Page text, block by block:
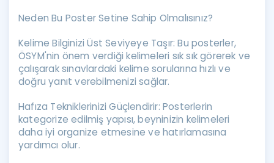
Neden Bu Poster Setine Sahip Olmalısınız?
Kelime Bilginizi Üst Seviyeye Taşır: Bu posterler,
ÖSYM'nin önem verdiği kelimeleri sık sık görerek ve
çalışarak sınavlardaki kelime sorularına hızlı ve
doğru yanıt verebilmenizi sağlar.
Hafıza Tekniklerinizi Güçlendirir: Posterlerin
kategorize edilmiş yapısı, beyninizin kelimeleri
daha iyi organize etmesine ve hatırlamasına
yardımcı olur.